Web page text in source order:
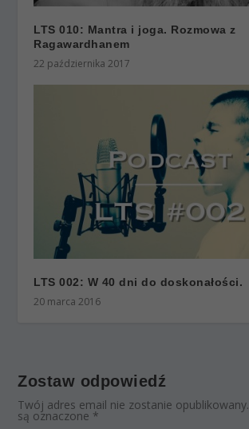
LTS 010: Mantra i joga. Rozmowa z
Ragawardhanem
22 października 2017
LTS 002: W 40 dni do doskonałości.
20 marca 2016
Zostaw odpowiedź
Twój adres email nie zostanie opublikowany.
są oznaczone *